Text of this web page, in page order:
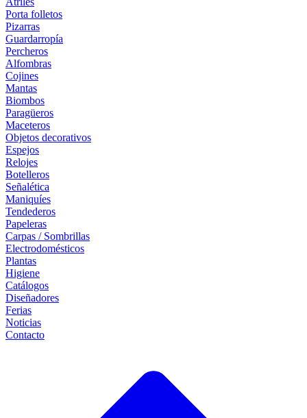
Porta folletos
Pizarras
Guardarropía
Percheros
Alfombras
Cojines
Mantas
Biombos
Paragüeros
Maceteros
Objetos decorativos
Espejos
Relojes
Botelleros
Señalética
Maniquíes
Tendederos
Papeleras
Carpas / Sombrillas
Electrodomésticos
Plantas
Higiene
Catálogos
Diseñadores
Ferias
Noticias
Contacto